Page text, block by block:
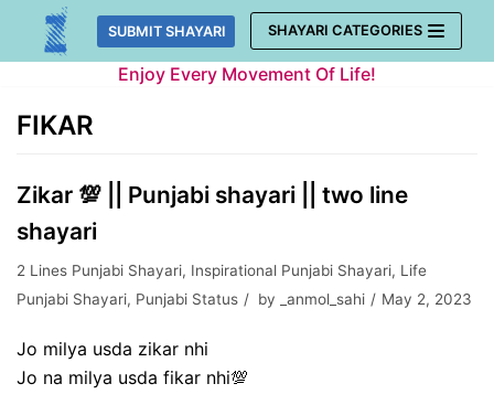
Skip
SUBMIT SHAYARI SHAYARI CATEGORIES
Enjoy Every Movement Of Life!
FIKAR
Zikar 💯 || Punjabi shayari || two line
shayari
2 Lines Punjabi Shayari, Inspirational Punjabi Shayari, Life
Punjabi Shayari, Punjabi Status by _anmol_sahi May 2, 2023
Jo milya usda zikar nhi
Jo na milya usda fikar nhi💯